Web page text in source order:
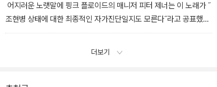
어지러운 노랫말에 핑크 플로이드의 매니저 피터 제너는 이 노래가 ˝
조현병 상태에 대한 최종적인 자가진단일지도 모른다˝라고 공표했
다. 가사에 조금이라도 진실이 담겨 있다면 시드 배럿은 자신이 작사
더보기